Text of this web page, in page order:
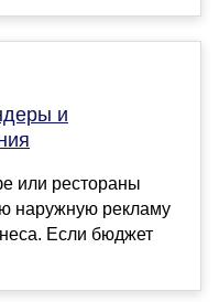
и
или рестораны
наружную рекламу
Если бюджет